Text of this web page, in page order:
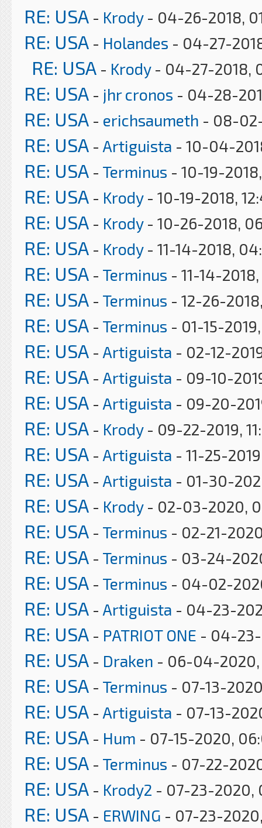
RE: USA - Krody- 04-26-2018,
RE: USA - Holandes - 04-27-
RE: USA - Krody- 04-27-2018,
RE: USA - jhr cronos - 04-28-
RE: USA - erichsaumeth - 08-
RE: USA - Artiguista - 10-04-
RE: USA - Terminus - 10-19-
RE: USA - Krody- 10-19-2018,
RE: USA - Krody- 10-26-2018,
RE: USA - Krody- 11-14-2018,
RE: USA - Terminus - 11-14-
RE: USA - Terminus - 12-26-
RE: USA - Terminus - 01-15-
RE: USA - Artiguista - 02-12-
RE: USA - Artiguista - 09-10-
RE: USA - Artiguista - 09-20-
RE: USA - Krody- 09-22-2019,
RE: USA - Artiguista - 11-25-
RE: USA - Artiguista - 01-30-
RE: USA - Krody- 02-03-2020,
RE: USA - Terminus - 02-21-
RE: USA - Terminus - 03-24-
RE: USA - Terminus - 04-02-
RE: USA - Artiguista - 04-23-
RE: USA - PATRIOT ONE - 04-23-
RE: USA - Draken - 06-04-2020,
RE: USA - Terminus - 07-13-
RE: USA - Artiguista - 07-13-
RE: USA - Hum - 07-15-2020,
RE: USA - Terminus - 07-22-
RE: USA - Krody2 - 07-23-2020,
RE: USA - ERWING - 07-23-